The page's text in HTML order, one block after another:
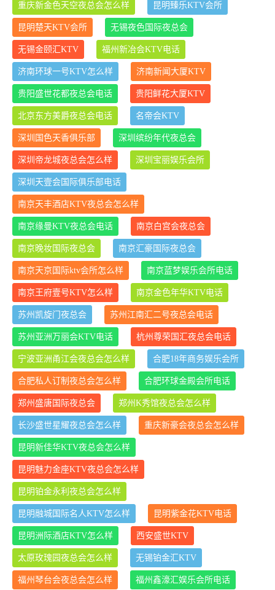
重庆新金色天空夜总会怎么样 昆明臻乐KTV会所
昆明楚天KTV会所 无锡夜色国际夜总会
无锡金颐汇KTV 福州新冶会KTV电话
济南环球一号KTV怎么样 济南新闻大厦KTV
贵阳盛世花都夜总会电话 贵阳鲜花大厦KTV
北京东方美爵夜总会电话 名帝会KTV
深圳国色天香俱乐部 深圳缤纷年代夜总会
深圳帝龙城夜总会怎么样 深圳宝丽娱乐会所
深圳天壹会国际俱乐部电话
南京天丰酒店KTV夜总会怎么样
南京缘曼KTV夜总会电话 南京白宫会夜总会
南京晚妆国际夜总会 南京汇豪国际夜总会
南京天京国际ktv会所怎么样 南京蓝梦娱乐会所电话
南京王府壹号KTV怎么样 南京金色年华KTV电话
苏州凯旋门夜总会 苏州江南汇二号夜总会电话
苏州亚洲万丽会KTV电话 杭州尊荣国汇夜总会电话
宁波亚洲甬江会夜总会怎么样 合肥18年商务娱乐会所
合肥私人订制夜总会怎么样 合肥环球金殿会所电话
郑州盛唐国际夜总会 郑州K秀馆夜总会怎么样
长沙盛世星耀夜总会怎么样 重庆新豪会夜总会怎么样
昆明新佳华KTV夜总会怎么样
昆明魅力金座KTV夜总会怎么样
昆明铂金永利夜总会怎么样
昆明融城国际名人KTV怎么样 昆明紫金花KTV电话
昆明洲际酒店KTV怎么样 西安盛世KTV
太原玫瑰园夜总会怎么样 无锡铂金汇KTV
福州琴台会夜总会怎么样 福州鑫濠汇娱乐会所电话